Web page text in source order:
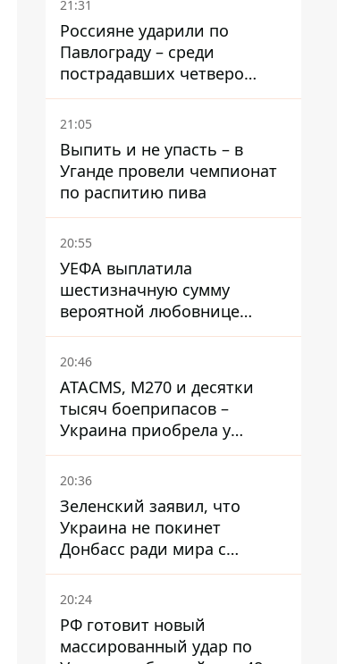
21:31
Россияне ударили по
Павлограду – среди
пострадавших четверо
детей, младшему — три
месяца
21:05
Выпить и не упасть – в
Уганде провели чемпионат
по распитию пива
20:55
УЕФА выплатила
шестизначную сумму
вероятной любовнице
Инфантино - The Telegraph
20:46
ATACMS, M270 и десятки
тысяч боеприпасов –
Украина приобрела у
Турции мощный пакет
вооружения
20:36
Зеленский заявил, что
Украина не покинет
Донбасс ради мира с
Россией
20:24
РФ готовит новый
массированный удар по